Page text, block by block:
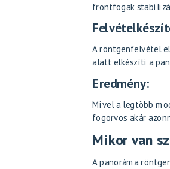
frontfogak
A röntgenfelvétel
alatt elkészíti a
Eredmény:
Mivel a legtöbb
fogorvos akár
Mikor van
A panoráma